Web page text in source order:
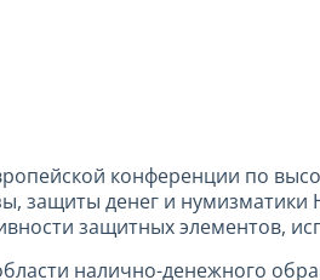
конференции по
защиты денег и
защитных элементов,
налично-денежного